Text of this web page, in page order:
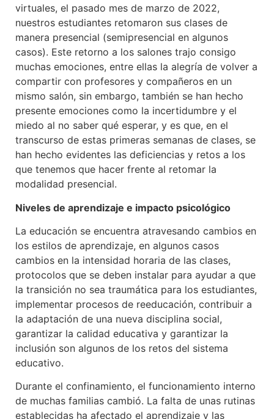
virtuales, el pasado mes de marzo de 2022,
nuestros estudiantes retomaron sus clases de
manera presencial (semipresencial en algunos
casos). Este retorno a los salones trajo consigo
muchas emociones, entre ellas la alegría de volver a
compartir con profesores y compañeros en un
mismo salón, sin embargo, también se han hecho
presente emociones como la incertidumbre y el
miedo al no saber qué esperar, y es que, en el
transcurso de estas primeras semanas de clases, se
han hecho evidentes las deficiencias y retos a los
que tenemos que hacer frente al retomar la
modalidad presencial.
Niveles de aprendizaje e impacto psicológico
La educación se encuentra atravesando cambios en
los estilos de aprendizaje, en algunos casos
cambios en la intensidad horaria de las clases,
protocolos que se deben instalar para ayudar a que
la transición no sea traumática para los estudiantes,
implementar procesos de reeducación, contribuir a
la adaptación de una nueva disciplina social,
garantizar la calidad educativa y garantizar la
inclusión son algunos de los retos del sistema
educativo.
Durante el confinamiento, el funcionamiento interno
de muchas familias cambió. La falta de unas rutinas
establecidas ha afectado el aprendizaje y las